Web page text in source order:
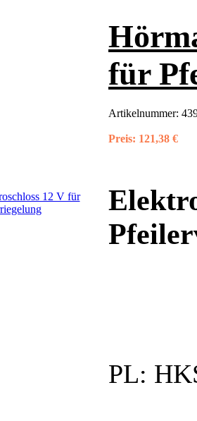
für
Artikelnummer:
Preis: 121,38 €
PL: